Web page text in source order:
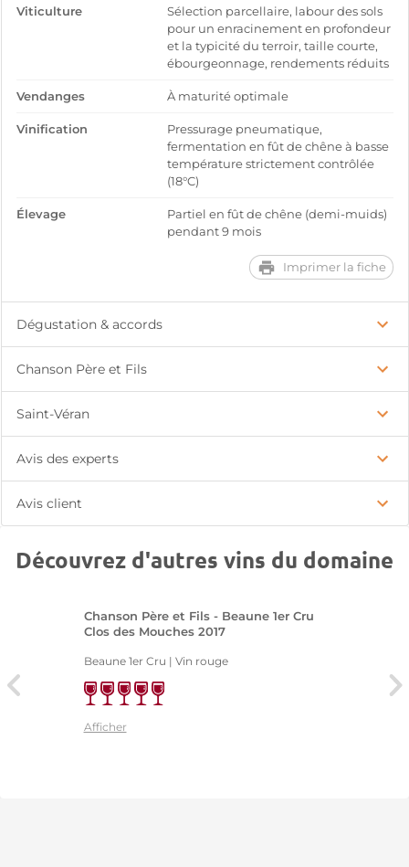
Viticulture
Sélection parcellaire, labour des sols
pour un enracinement en profondeur
et la typicité du terroir, taille courte,
ébourgeonnage, rendements réduits
Vendanges À maturité optimale
Vinification
Pressurage pneumatique,
fermentation en fût de chêne à basse
température strictement contrôlée
(18°C)
Élevage
Partiel en fût de chêne (demi-muids)
pendant 9 mois
Imprimer la fiche
Dégustation & accords
Chanson Père et Fils
Saint-Véran
Avis des experts
Avis client
Découvrez d'autres vins du domaine
Chanson Père et Fils - Beaune 1er Cru
Clos des Mouches 2017
Beaune 1er Cru | Vin rouge
Afficher